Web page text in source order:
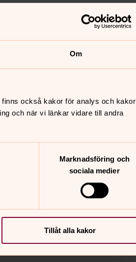
Om
också kakor för analys och kakor
och när vi länkar vidare till andra
Marknadsföring och
sociala medier
Tillåt alla kakor